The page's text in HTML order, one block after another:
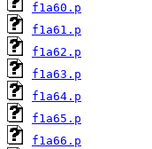
f1a60.p
f1a61.p
f1a62.p
f1a63.p
f1a64.p
f1a65.p
f1a66.p